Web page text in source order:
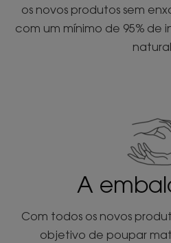
os novos produtos sem
com um mínimo de 95% de
A
Com todos os novos
objetivo de poupar